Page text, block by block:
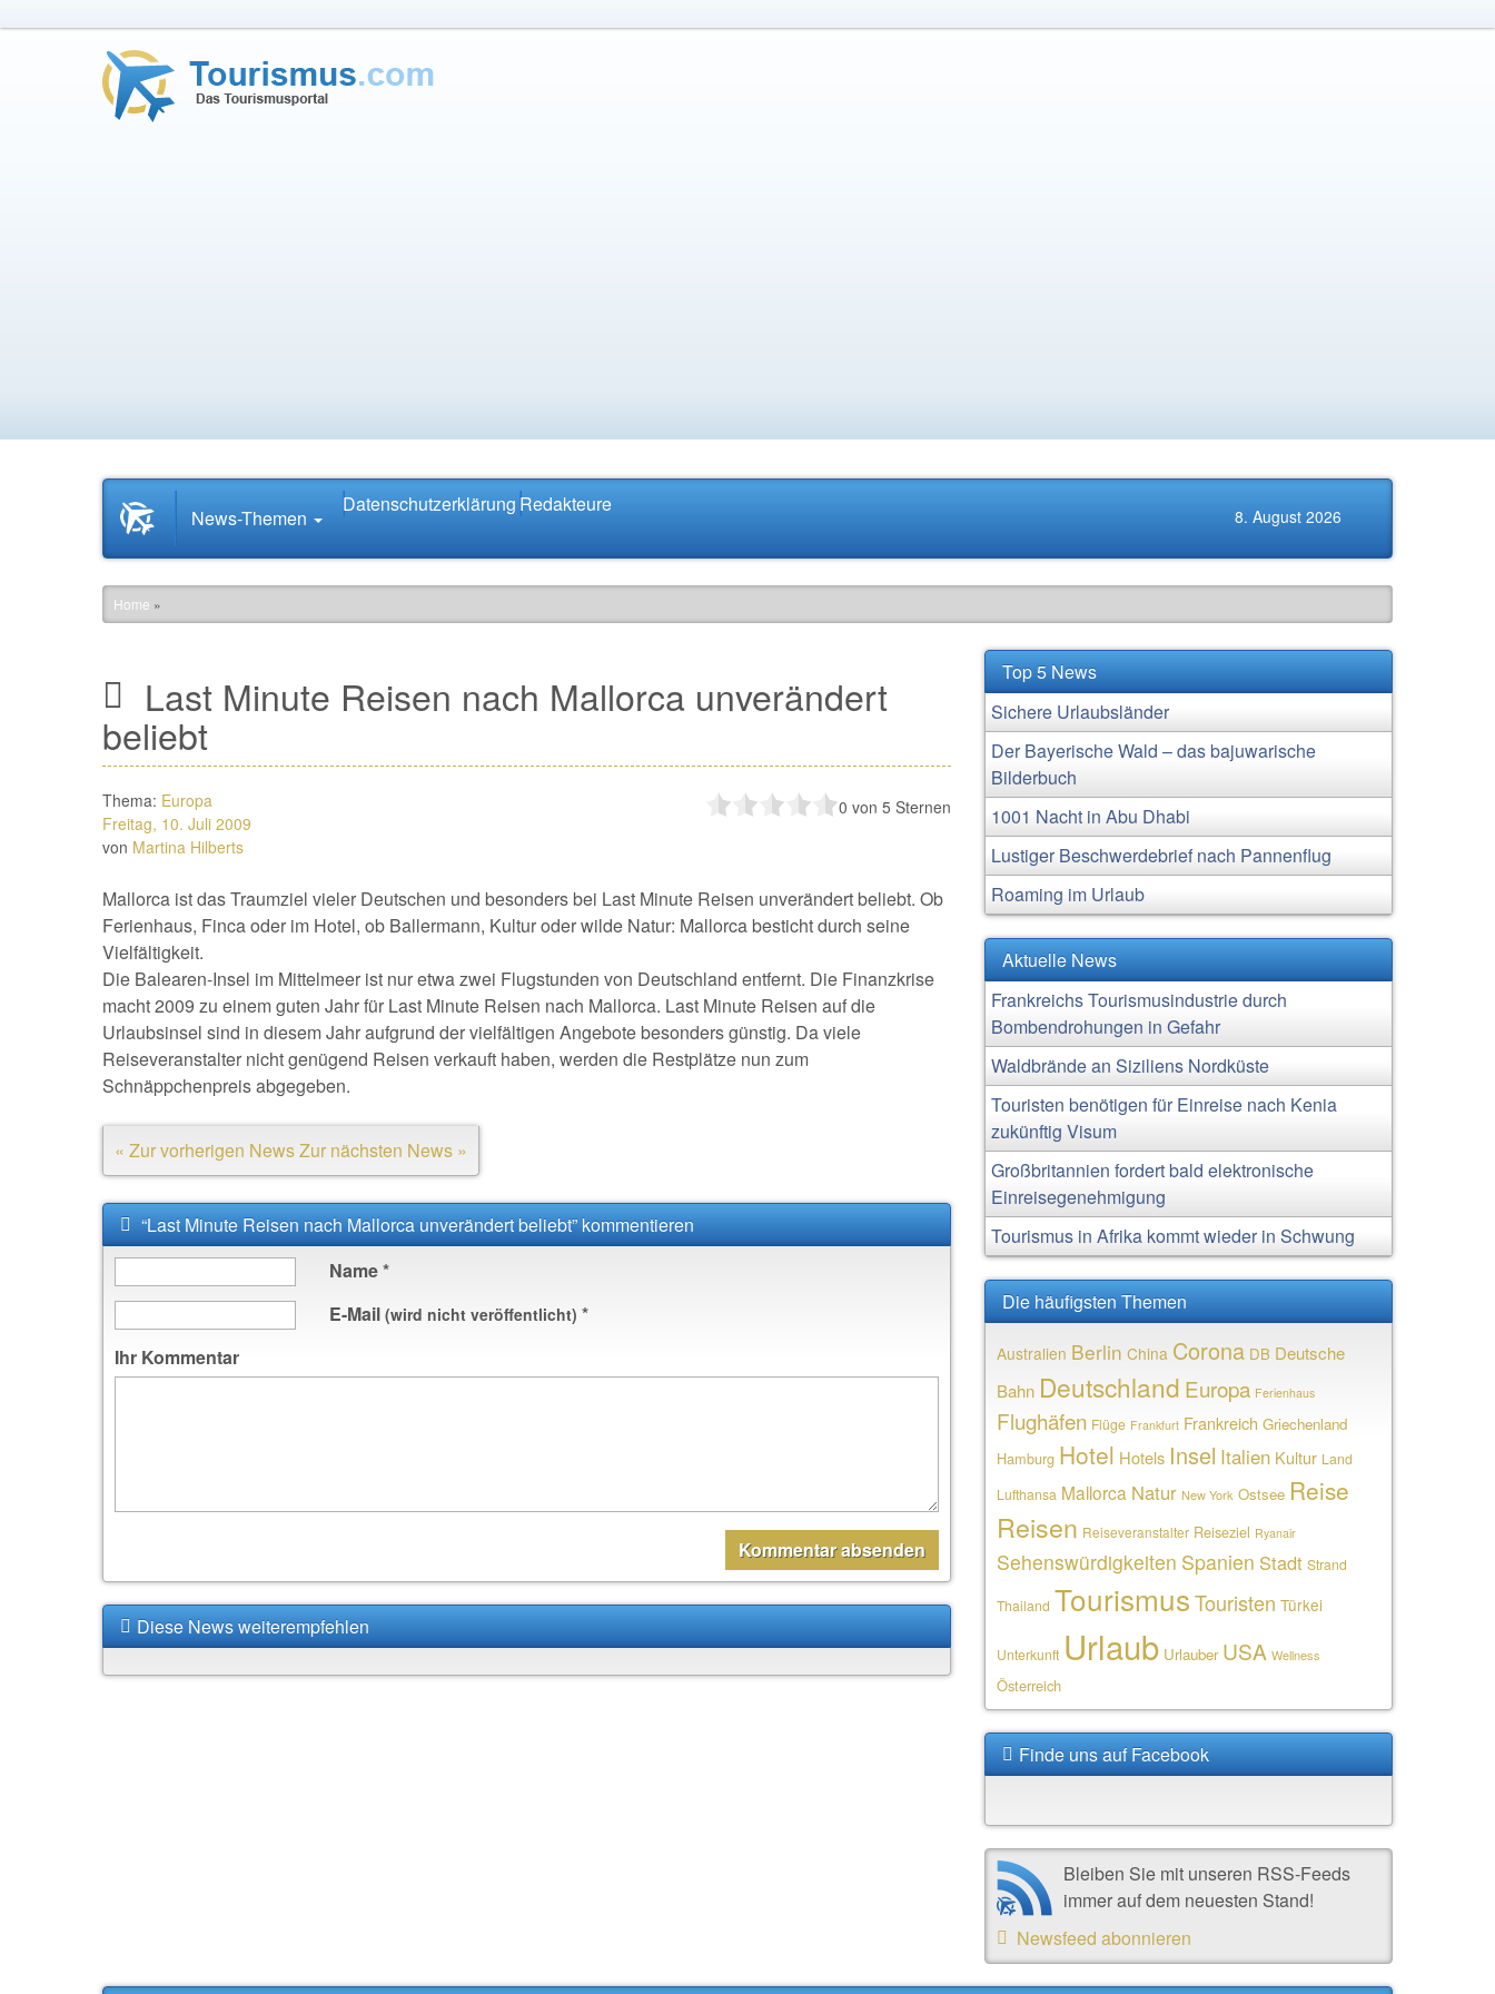
Startseite
News.Tourismus.com
News-Themen
Datenschutzerklärung Redakteure 8. August 2026
Home »
Last Minute Reisen nach Mallorca unverändert
beliebt
Thema: Europa
Freitag, 10. Juli 2009
von Martina Hilberts
0 von 5 Sternen
Mallorca ist das Traumziel vieler Deutschen und besonders bei Last Minute Reisen unverändert beliebt. Ob
Ferienhaus, Finca oder im Hotel, ob Ballermann, Kultur oder wilde Natur: Mallorca besticht durch seine
Vielfältigkeit.
Die Balearen-Insel im Mittelmeer ist nur etwa zwei Flugstunden von Deutschland entfernt. Die Finanzkrise
macht 2009 zu einem guten Jahr für Last Minute Reisen nach Mallorca. Last Minute Reisen auf die
Urlaubsinsel sind in diesem Jahr aufgrund der vielfältigen Angebote besonders günstig. Da viele
Reiseveranstalter nicht genügend Reisen verkauft haben, werden die Restplätze nun zum
Schnäppchenpreis abgegeben.
« Zur vorherigen NewsZur nächsten News »
“Last Minute Reisen nach Mallorca unverändert beliebt” kommentieren
Name*
E-Mail (wird nicht veröffentlicht) *
Ihr Kommentar
Diese News weiterempfehlen
Top 5 News
Sichere Urlaubsländer
Der Bayerische Wald – das bajuwarische
Bilderbuch
1001 Nacht in Abu Dhabi
Lustiger Beschwerdebrief nach Pannenflug
Roaming im Urlaub
Aktuelle News
Frankreichs Tourismusindustrie durch
Bombendrohungen in Gefahr
Waldbrände an Siziliens Nordküste
Touristen benötigen für Einreise nach Kenia
zukünftig Visum
Großbritannien fordert bald elektronische
Einreisegenehmigung
Tourismus in Afrika kommt wieder in Schwung
Die häufigsten Themen
Australien Berlin China Corona DB Deutsche
Bahn Deutschland Europa Ferienhaus
Flughäfen Flüge Frankfurt Frankreich Griechenland
Hamburg Hotel Hotels Insel Italien Kultur Land
Lufthansa Mallorca Natur New York Ostsee Reise
Reisen Reiseveranstalter Reiseziel Ryanair
Sehenswürdigkeiten Spanien Stadt Strand
Thailand Tourismus Touristen Türkei
Unterkunft Urlaub Urlauber USA Wellness
Österreich
Finde uns auf Facebook
Bleiben Sie mit unseren RSS-Feeds
immer auf dem neuesten Stand!
Newsfeed abonnieren